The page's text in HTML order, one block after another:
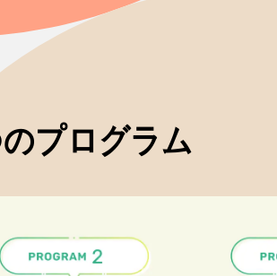
プログラム